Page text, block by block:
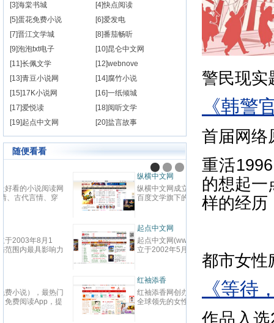
[3]海棠书城
[4]快点阅读
[5]蛋花免费小说
[6]爱发电
[7]晋江文学城
[8]番茄畅听
[9]泡泡txt电子
[10]昆仑中文网
[11]长佩文学
[12]webnove
[13]青豆小说网
[14]腐竹小说
[15]17K小说网
[16]一纸倾城
[17]爱悦读
[18]阅听文学
[19]起点中文网
[20]盐言故事
随便看看
九阅小说网，最好看的小说阅读网
站,提供现代言情、古代言情、穿
越重生、幻想言情、悬疑灵异、青
强、免费小说等在线阅读。每日最
快更新,页面简洁,访问速度快
纵
百度
网站
与史
化软
有“纵
读，
编、
显著
晋江文学城创立于2003年8月1
日，是中国大陆范围内最具影响力
的女性向原创文学网站，同时，也
耽美、爱情等原创网络小说而著
名。 截止到2015年3月31日，晋
江文学城拥有在线作品177万余
部，穿越、言情、影视、都市爱
情、职场婚姻、青春校园、武侠仙
创文
字内
学事
学作
连尚读书网（免费小说），最热门
免费小说大全，免费阅读App，提
供玄幻小说、网游小说、言情小
红袖
商之
拥有
警民现实
《韩警
首届网络
重活
的想起一
样的经历
都市女性
《等待
作品入